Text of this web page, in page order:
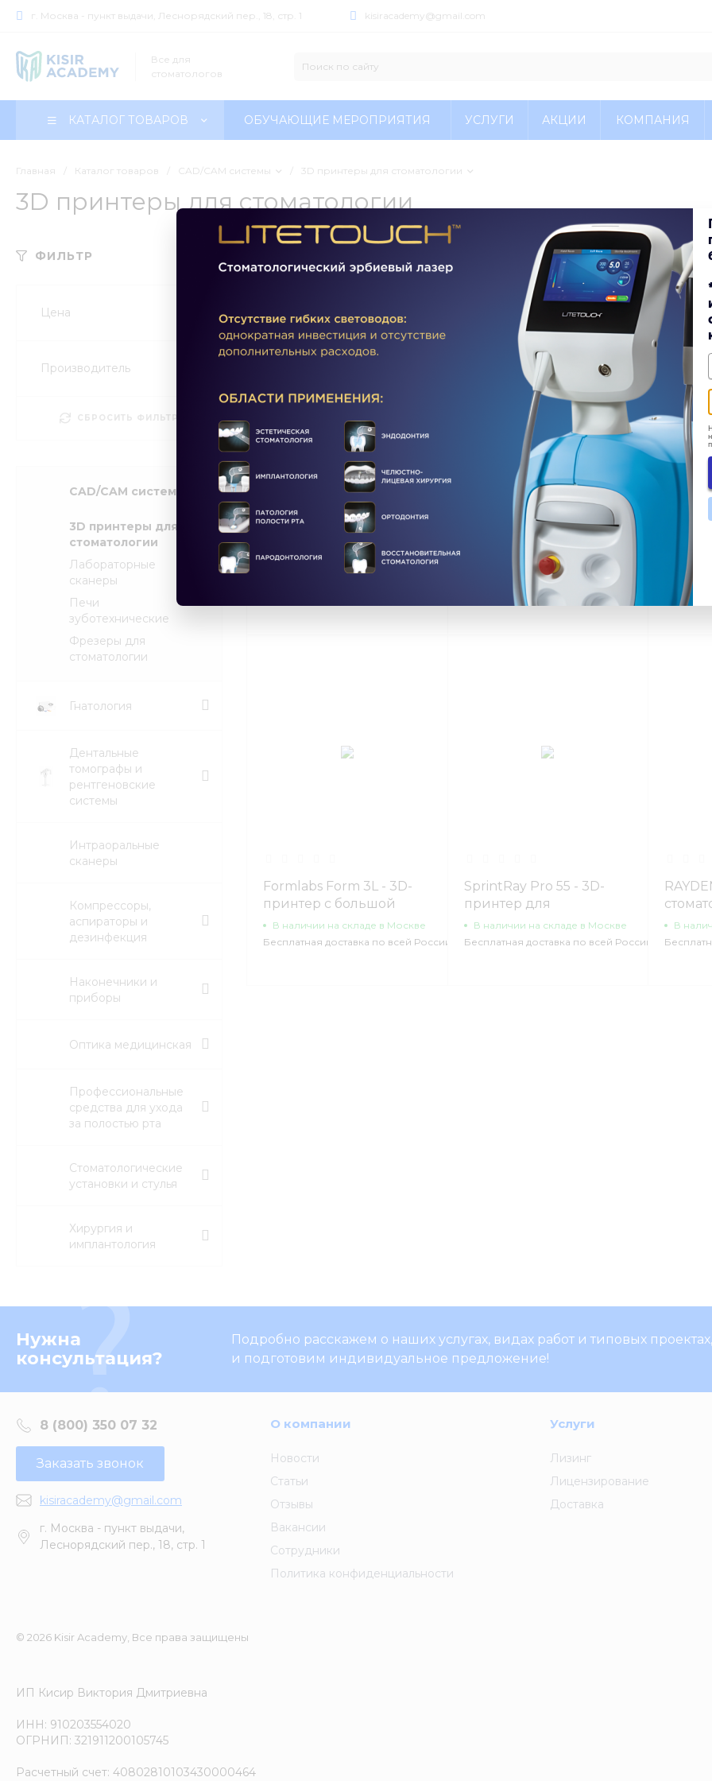
г. Москва - пункт выдачи, Леснорядский пер., 18, стр. 1 kisiracademy@gmail.com
Все для
стоматологов
КАТАЛОГ ТОВАРОВ ОБУЧАЮЩИЕ МЕРОПРИЯТИЯ УСЛУГИ АКЦИИ КОМПАНИЯ
Главная Каталог товаров CAD/CAM системы 3D принтеры для стоматологии
3D принтеры для стоматологии
ФИЛЬТР
Цена
Производитель
СБРОСИТЬ ФИЛЬТР
CAD/CAM системы
3D принтеры для
стоматологии
Лабораторные
сканеры
Печи
зуботехнические
Фрезеры для
стоматологии
Гнатология
Дентальные
томографы и
рентгеновские
системы
Интраоральные
сканеры
Компрессоры,
аспираторы и
дезинфекция
Наконечники и
приборы
Оптика медицинская
Профессиональные
средства для ухода
за полостью рта
Стоматологические
установки и стулья
Хирургия и
имплантология
Комплект 3D печати
В наличии на складе в Москве
Рекомендуем
Accufab-L4D
В наличии на складе в Москве
Бесплатная доставка по всей России
3D-
В
Formlabs Form 3L - 3D-
принтер с большой
областью построения
В наличии на складе в Москве
Бесплатная доставка по всей России
SprintRay Pro 55 - 3D-
принтер для
стоматологии
В наличии на складе в Москве
Бесплатная доставка по всей России
c
В
Нужна
консультация?
Подробно расскажем о наших услугах, видах работ и типовых
и подготовим индивидуальное предложение!
8 (800) 350 07 32
Заказать звонок
kisiracademy@gmail.com
г. Москва - пункт выдачи,
Леснорядский пер., 18, стр. 1
О компании
Новости
Статьи
Отзывы
Вакансии
Сотрудники
Политика конфиденциальности
Услуги
Лизинг
Лицензирование
Доставка
© 2026 Kisir Academy, Все права защищены
ИП Кисир Виктория Дмитриевна
ИНН: 910203554020
ОГРНИП: 321911200105745
Расчетный счет: 40802810103430000464